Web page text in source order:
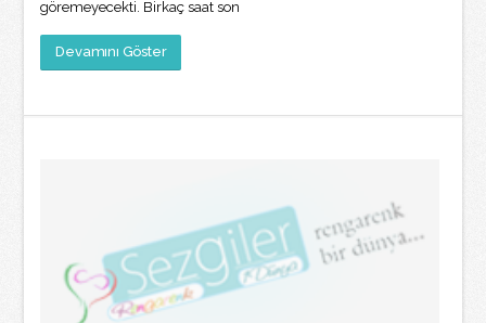
göremeyecekti. Birkaç saat son
Devamını Göster